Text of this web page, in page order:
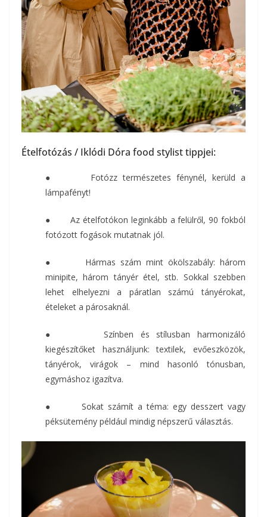
Ételfotózás / Iklódi Dóra food stylist tippjei:
● Fotózz természetes fénynél, kerüld a
lámpafényt!
● Az ételfotókon leginkább a felülről, 90 fokból
fotózott fogások mutatnak jól.
● Hármas szám mint ökölszabály: három
minipite, három tányér étel, stb. Sokkal szebben
lehet elhelyezni a páratlan számú tányérokat,
ételeket a párosaknál.
● Színben és stílusban harmonizáló
kiegészítőket használjunk: textilek, evőeszközök,
tányérok, virágok – mind hasonló tónusban,
egymáshoz igazítva.
● Sokat számít a téma: egy desszert vagy
péksütemény például mindig népszerű választás.